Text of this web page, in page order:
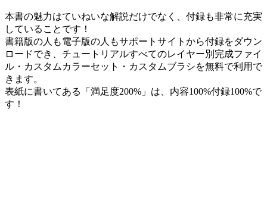
本書の魅力はていねいな解説だけでなく、付録も非常に充実
していることです！
書籍版の人も電子版の人もサポートサイトから付録をダウン
ロードでき、チュートリアルすべてのレイヤー別完成ファイ
ル・カスタムカラーセット・カスタムブラシを無料で利用で
きます。
表紙に書いてある「満足度200%」は、内容100%付録100%で
す！